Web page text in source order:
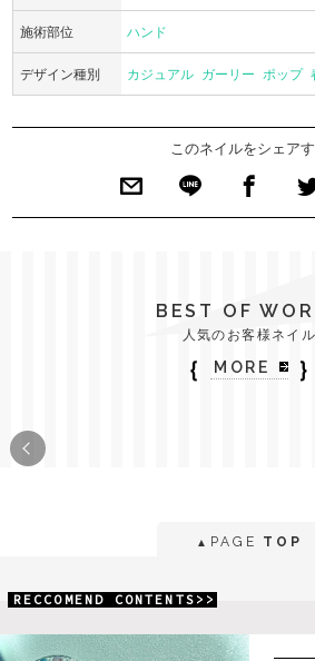
施術部位 ハンド
デザイン種別 カジュアル ガーリー ポップ
このネイルをシェア
BEST OF
人気のお客様ネイル
｛ MORE ｝
▲ PAGE TOP
RECCOMEND CONTENTS>>